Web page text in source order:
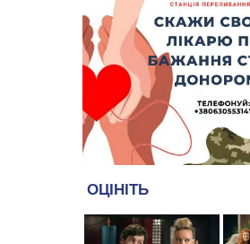
14:31
У Каневі
призвела до
електромереж та
служб
На Черкащині
мільйон тонн
13:40
На Кам’янщині
пожежа
На Черкащині
грози, зливи,
12:50 Внаслідок